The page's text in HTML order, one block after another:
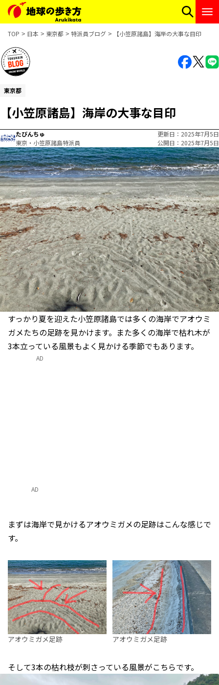
TOP 日本 東京都 特派員ブログ 【小笠原諸島】海岸の大事な目印
東京都
【小笠原諸島】海岸の大事な目印
たびんちゅ
東京・小笠原諸島特派員
更新日
2025年7月5日
公開日
2025年7月5日
すっかり夏を迎えた小笠原諸島では多くの海岸でアオウミ
ガメたちの足跡を見かけます。また多くの海岸で枯れ木が
3本立っている風景もよく見かける季節でもあります。
AD
まずは海岸で見かけるアオウミガメの足跡はこんな感じで
す。
アオウミガメ足跡 アオウミガメ足跡
そして3本の枯れ枝が刺さっている風景がこちらです。
AD